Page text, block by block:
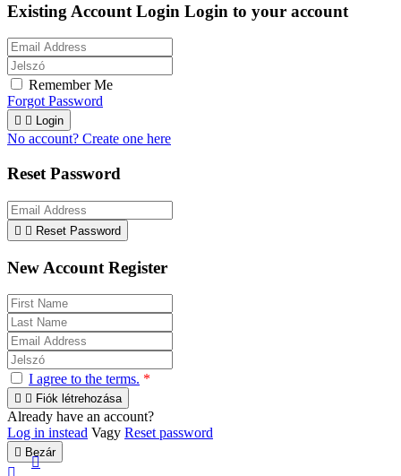
Existing Account Login Login to your account
Remember Me
Forgot Password
  Login
No account? Create one here
Reset Password
  Reset Password
New Account Register
I agree to the terms. *
  Fiók létrehozása
Already have an account?
Log in instead Vagy Reset password
 Bezár
